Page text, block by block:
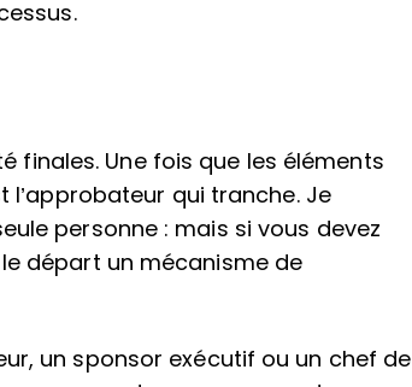
finales. Une fois que les éléments
l’approbateur qui tranche. Je
personne : mais si vous devez
départ un mécanisme de
un sponsor exécutif ou un chef de